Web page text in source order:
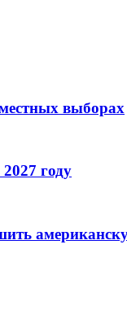
выборах
году